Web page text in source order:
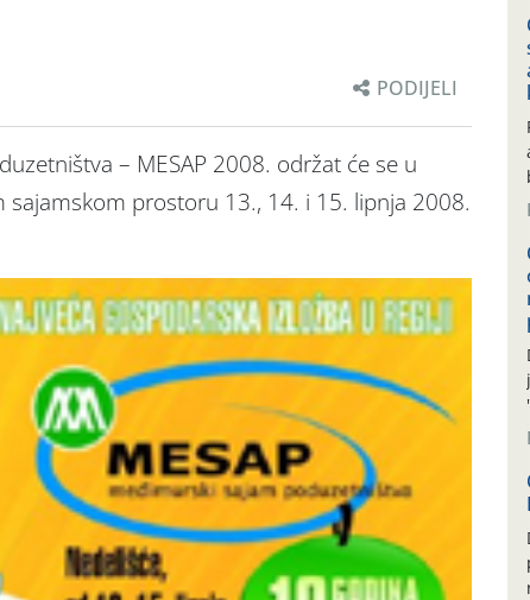
PODIJELI
– MESAP 2008. održat će se u
sajamskom prostoru 13., 14. i 15. lipnja 2008.